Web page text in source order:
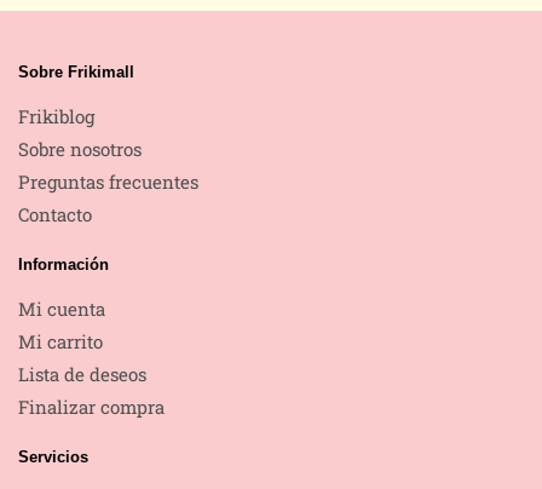
Sobre Frikimall
Frikiblog
Sobre nosotros
Preguntas frecuentes
Contacto
Información
Mi cuenta
Mi carrito
Lista de deseos
Finalizar compra
Servicios